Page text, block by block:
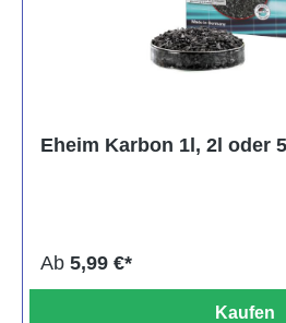
Eheim Karbon 1l, 2l oder
Ab 5,99 €*
Kaufen